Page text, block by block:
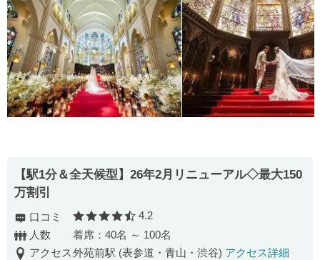
【駅1分＆全天候型】26年2月リニューアル◇最大150
万割引
口コミ 口コミ評価
4.2
人数
着席：40名 ～ 100名
アクセス外苑前駅 (表参道・青山・渋谷) アクセス詳細